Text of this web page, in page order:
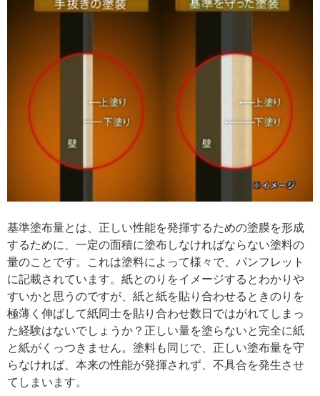
基準塗布量とは、正しい性能を発揮するための塗膜を形成
するために、一定の面積に塗布しなければならない塗料の
量のことです。これは塗料によって様々で、パンフレット
に記載されています。紙とのりをイメージするとわかりや
すいかと思うのですが、紙と紙を貼り合わせるときのりを
極薄く伸ばして紙同士を貼り合わせ数日ではがれてしまっ
た経験はないでしょうか？正しい量を塗らないと完全に紙
と紙がくっつきません。塗料も同じで、正しい塗布量を守
らなければ、本来の性能が発揮されず、不具合を発生させ
てしまいます。